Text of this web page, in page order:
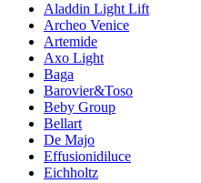
Aladdin Light Lift
Archeo Venice
Artemide
Axo Light
Baga
Barovier&Toso
Beby Group
Bellart
De Majo
Effusionidiluce
Eichholtz